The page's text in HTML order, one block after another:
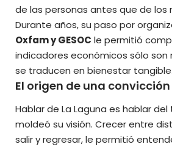
de las personas antes que de los
Durante años, su paso por
Oxfam y GESOC le permitió
indicadores económicos sólo
se traducen en bienestar tangible.
El origen de una convicción
Hablar de La Laguna es hablar
moldeó su visión. Crecer entre
salir y regresar, le permitió